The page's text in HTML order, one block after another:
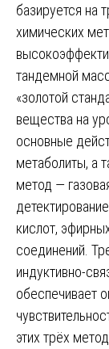
базируется на
химических
тандемной
«золотой
вещества на
основные
метаболиты, а
метод —
кислот,
соединений.
индуктивно-
обеспечивает
этих трёх